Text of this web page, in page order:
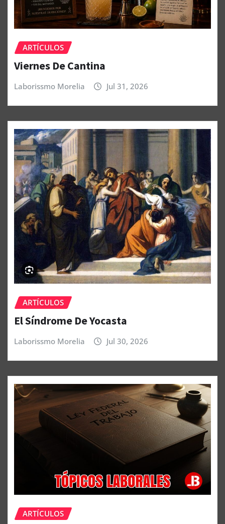
ARTÍCULOS
Viernes De Cantina
Laborissmo Morelia Jul 31, 2026
ARTÍCULOS
El Síndrome De Yocasta
Laborissmo Morelia Jul 30, 2026
ARTÍCULOS